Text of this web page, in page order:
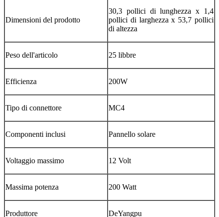
Dimensioni del prodotto
‎30,3 pollici di lunghezza x 1,4
pollici di larghezza x 53,7 pollici
di altezza
Peso dell'articolo ‎25 libbre
Efficienza ‎200W
Tipo di connettore ‎MC4
Componenti inclusi ‎Pannello solare
Voltaggio massimo ‎12 Volt
Massima potenza ‎200 Watt
Produttore DeYangpu